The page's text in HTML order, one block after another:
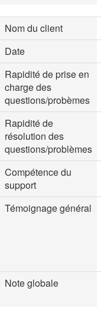
Nom du client
Date
Rapidité de prise en
charge des
questions/probèmes
Rapidité de
résolution des
questions/problèmes
Compétence du
support
Témoignage général
Note globale